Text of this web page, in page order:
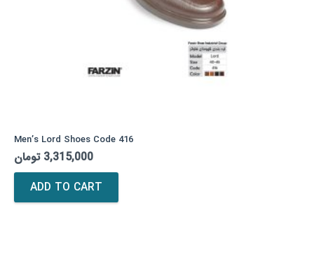
Men’s Lord Shoes Code 416
3,315,000 تومان
ADD TO CART